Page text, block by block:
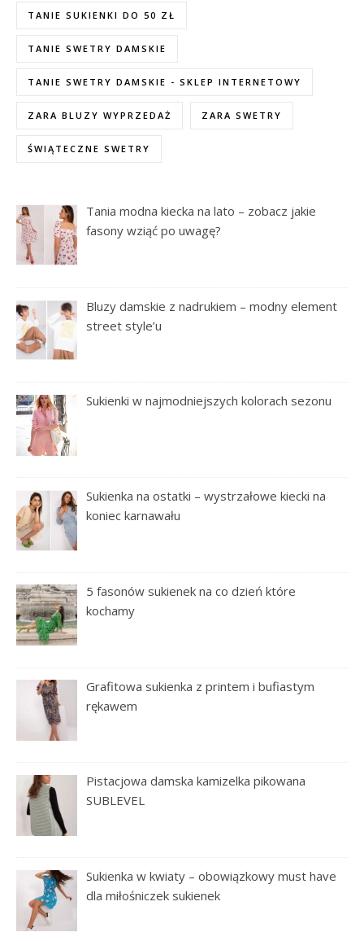
TANIE SUKIENKI DO 50 ZŁ
TANIE SWETRY DAMSKIE
TANIE SWETRY DAMSKIE - SKLEP INTERNETOWY
ZARA BLUZY WYPRZEDAŻ ZARA SWETRY
ŚWIĄTECZNE SWETRY
Tania modna kiecka na lato – zobacz jakie
fasony wziąć po uwagę?
Bluzy damskie z nadrukiem – modny element
street style’u
Sukienki w najmodniejszych kolorach sezonu
Sukienka na ostatki – wystrzałowe kiecki na
koniec karnawału
5 fasonów sukienek na co dzień które
kochamy
Grafitowa sukienka z printem i bufiastym
rękawem
Pistacjowa damska kamizelka pikowana
SUBLEVEL
Sukienka w kwiaty – obowiązkowy must have
dla miłośniczek sukienek